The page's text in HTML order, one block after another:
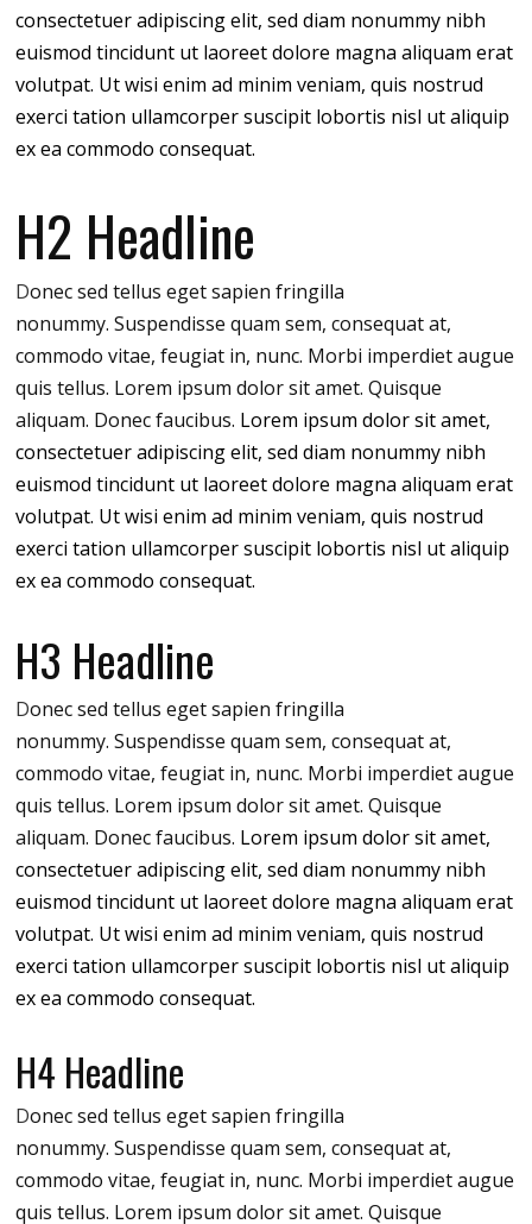
consectetuer adipiscing elit, sed diam nonummy nibh
euismod tincidunt ut laoreet dolore magna aliquam erat
volutpat. Ut wisi enim ad minim veniam, quis nostrud
exerci tation ullamcorper suscipit lobortis nisl ut aliquip
ex ea commodo consequat.
H2 Headline
Donec sed tellus eget sapien fringilla
nonummy.Suspendisse quam sem, consequat at,
commodo vitae, feugiat in, nunc. Morbi imperdiet augue
quis tellus. Lorem ipsum dolor sit amet. Quisque
aliquam. Donec faucibus. Lorem ipsum dolor sit amet,
consectetuer adipiscing elit, sed diam nonummy nibh
euismod tincidunt ut laoreet dolore magna aliquam erat
volutpat. Ut wisi enim ad minim veniam, quis nostrud
exerci tation ullamcorper suscipit lobortis nisl ut aliquip
ex ea commodo consequat.
H3 Headline
Donec sed tellus eget sapien fringilla
nonummy.Suspendisse quam sem, consequat at,
commodo vitae, feugiat in, nunc. Morbi imperdiet augue
quis tellus. Lorem ipsum dolor sit amet. Quisque
aliquam. Donec faucibus. Lorem ipsum dolor sit amet,
consectetuer adipiscing elit, sed diam nonummy nibh
euismod tincidunt ut laoreet dolore magna aliquam erat
volutpat. Ut wisi enim ad minim veniam, quis nostrud
exerci tation ullamcorper suscipit lobortis nisl ut aliquip
ex ea commodo consequat.
H4 Headline
Donec sed tellus eget sapien fringilla
nonummy.Suspendisse quam sem, consequat at,
commodo vitae, feugiat in, nunc. Morbi imperdiet augue
quis tellus. Lorem ipsum dolor sit amet. Quisque